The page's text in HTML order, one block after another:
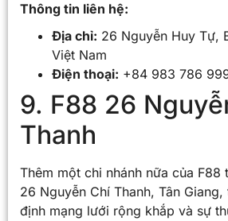
Thông tin liên hệ:
Địa chỉ: 26 Nguyễn Huy Tự,
Việt Nam
Điện thoại: +84 983 786
9. F88 26
Thanh
Thêm một chi nhánh nữa của F88
26 Nguyễn Chí Thanh, Tân
định mạng lưới rộng khắp và sự